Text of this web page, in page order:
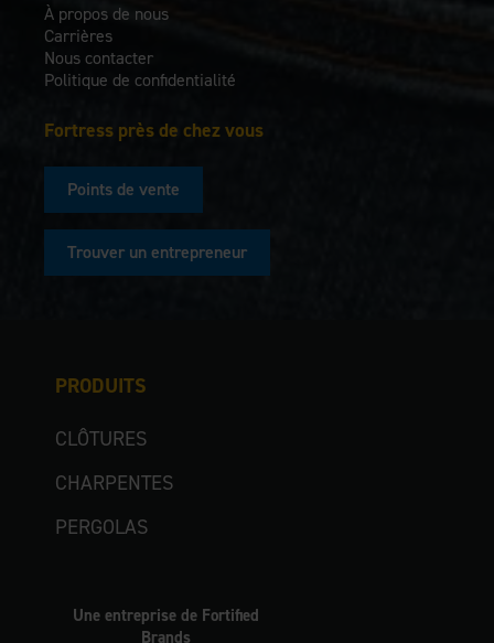
PRODUITS
CLÔTURES
CHARPENTES
PERGOLAS
Une entreprise de Fortified
Brands
À propos de nous
Carrières
Nous contacter
Politique de confidentialité
Fortress près de chez vous
Points de vente
Trouver un entrepreneur